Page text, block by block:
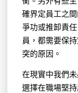
確界定員工之
爭功或推卸責
員，都需要保
突的原因。
在現實中我們
選擇在職場堅